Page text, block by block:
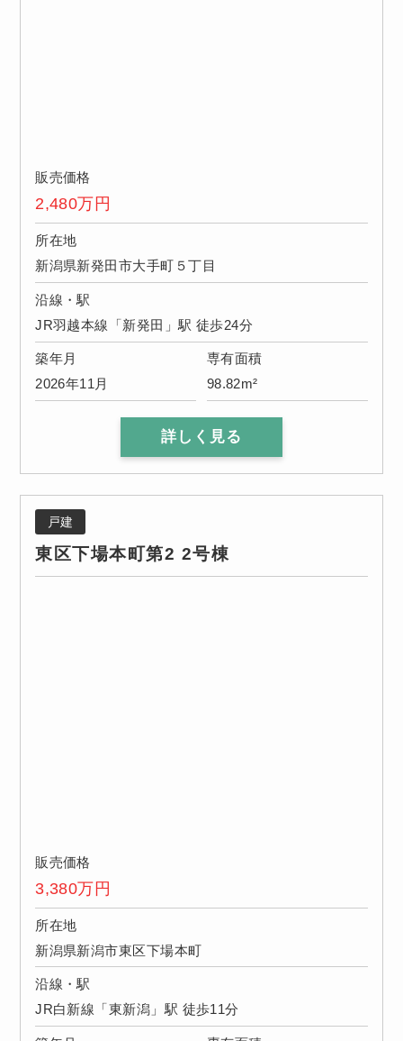
販売価格
2,480万円
所在地
新潟県新発田市大手町５丁目
沿線・駅
JR羽越本線「新発田」駅 徒歩24分
築年月
2026年11月
専有面積
98.82m²
詳しく見る
戸建
東区下場本町第2 2号棟
販売価格
3,380万円
所在地
新潟県新潟市東区下場本町
沿線・駅
JR白新線「東新潟」駅 徒歩11分